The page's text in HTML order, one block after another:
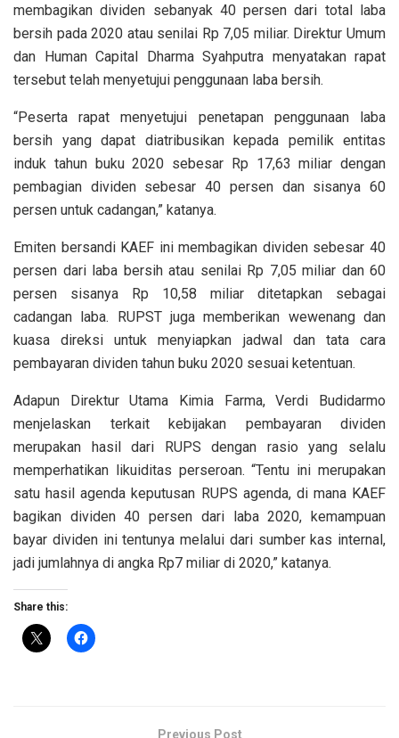
membagikan dividen sebanyak 40 persen dari total laba
bersih pada 2020 atau senilai Rp 7,05 miliar. Direktur Umum
dan Human Capital Dharma Syahputra menyatakan rapat
tersebut telah menyetujui penggunaan laba bersih.
“Peserta rapat menyetujui penetapan penggunaan laba
bersih yang dapat diatribusikan kepada pemilik entitas
induk tahun buku 2020 sebesar Rp 17,63 miliar dengan
pembagian dividen sebesar 40 persen dan sisanya 60
persen untuk cadangan,” katanya.
Emiten bersandi KAEF ini membagikan dividen sebesar 40
persen dari laba bersih atau senilai Rp 7,05 miliar dan 60
persen sisanya Rp 10,58 miliar ditetapkan sebagai
cadangan laba. RUPST juga memberikan wewenang dan
kuasa direksi untuk menyiapkan jadwal dan tata cara
pembayaran dividen tahun buku 2020 sesuai ketentuan.
Adapun Direktur Utama Kimia Farma, Verdi Budidarmo
menjelaskan terkait kebijakan pembayaran dividen
merupakan hasil dari RUPS dengan rasio yang selalu
memperhatikan likuiditas perseroan. “Tentu ini merupakan
satu hasil agenda keputusan RUPS agenda, di mana KAEF
bagikan dividen 40 persen dari laba 2020, kemampuan
bayar dividen ini tentunya melalui dari sumber kas internal,
jadi jumlahnya di angka Rp7 miliar di 2020,” katanya.
Share this:
Previous Post